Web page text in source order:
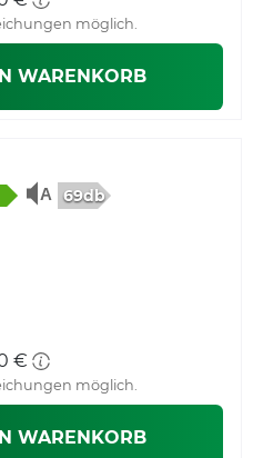
möglich.
WARENKORB
69db
€
möglich.
WARENKORB